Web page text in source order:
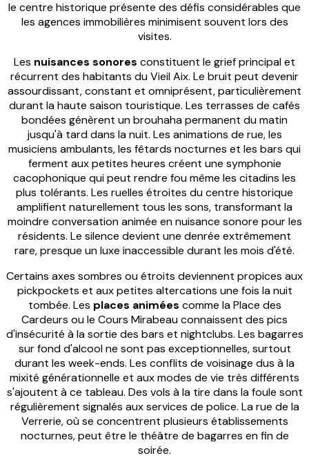
le centre historique présente des défis considérables que
les agences immobilières minimisent souvent lors des
visites.
Les nuisances sonores constituent le grief principal et
récurrent des habitants du Vieil Aix. Le bruit peut devenir
assourdissant, constant et omniprésent, particulièrement
durant la haute saison touristique. Les terrasses de cafés
bondées génèrent un brouhaha permanent du matin
jusqu'à tard dans la nuit. Les animations de rue, les
musiciens ambulants, les fêtards nocturnes et les bars qui
ferment aux petites heures créent une symphonie
cacophonique qui peut rendre fou même les citadins les
plus tolérants. Les ruelles étroites du centre historique
amplifient naturellement tous les sons, transformant la
moindre conversation animée en nuisance sonore pour les
résidents. Le silence devient une denrée extrêmement
rare, presque un luxe inaccessible durant les mois d'été.
Certains axes sombres ou étroits deviennent propices aux
pickpockets et aux petites altercations une fois la nuit
tombée. Les places animées comme la Place des
Cardeurs ou le Cours Mirabeau connaissent des pics
d'insécurité à la sortie des bars et nightclubs. Les bagarres
sur fond d'alcool ne sont pas exceptionnelles, surtout
durant les week-ends. Les conflits de voisinage dus à la
mixité générationnelle et aux modes de vie très différents
s'ajoutent à ce tableau. Des vols à la tire dans la foule sont
régulièrement signalés aux services de police. La rue de la
Verrerie, où se concentrent plusieurs établissements
nocturnes, peut être le théâtre de bagarres en fin de
soirée.